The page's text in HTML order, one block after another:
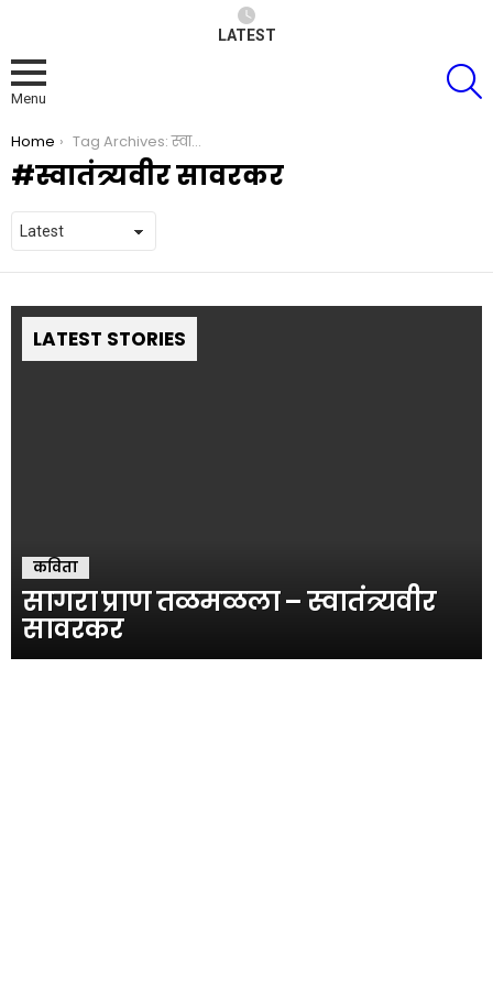
LATEST
Menu
You are here:
Home Tag Archives: स्वातंत्र्यवीर सावरकर
स्वातंत्र्यवीर सावरकर
LATEST STORIES
कविता
सागरा प्राण तळमळला – स्वातंत्र्यवीर
सावरकर